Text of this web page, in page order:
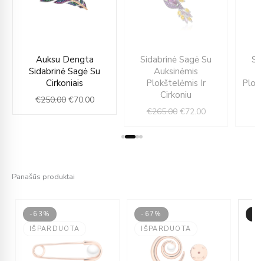
Auksu Dengta
Sidabrinė Sagė Su
Cirkoniais
€250.00
price
was:
€250.00.
€70.00
is:
Sidabrinė Sagė Su
Auksinėmis
Plokštelėmis Ir
Cirkoniu
€265.00
price
was:
€265.00.
€72.00
price
Panašūs produktai
-63%
IŠPARDUOTA
-67%
IŠPARDUOTA